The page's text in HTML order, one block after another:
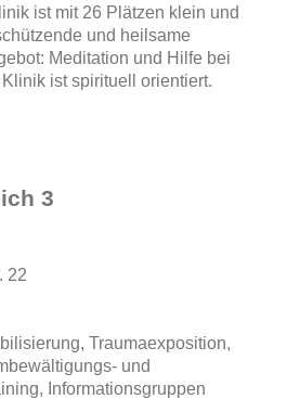
ist mit 26 Plätzen klein und
und heilsame
Meditation und Hilfe bei
ist spirituell orientiert.
3
22
Traumaexposition,
und
Informationsgruppen